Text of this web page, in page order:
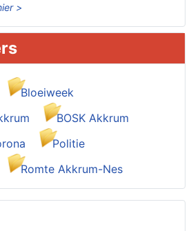
>
Bloeiweek
BOSK Akkrum
Politie
Romte Akkrum-Nes